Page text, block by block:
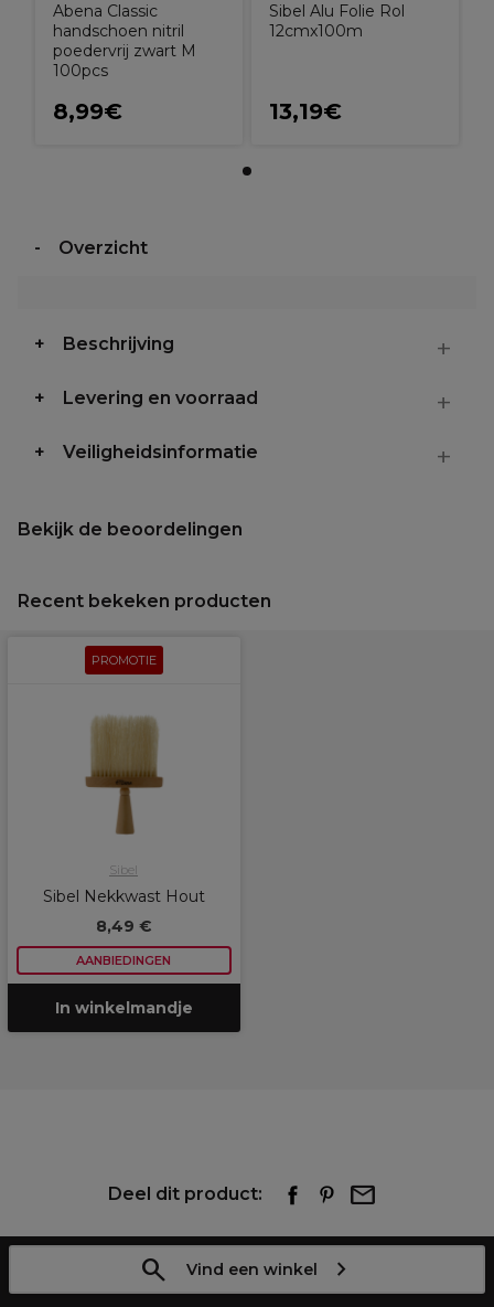
Abena Classic
handschoen nitril
poedervrij zwart M
100pcs
8,99€
Sibel Alu Folie Rol
12cmx100m
13,19€
Overzicht
Beschrijving
Levering en voorraad
Veiligheidsinformatie
Bekijk de beoordelingen
Recent bekeken producten
PROMOTIE
Sibel
Sibel Nekkwast Hout
8,49 €
AANBIEDINGEN
In winkelmandje
Deel dit product:
Vind een winkel